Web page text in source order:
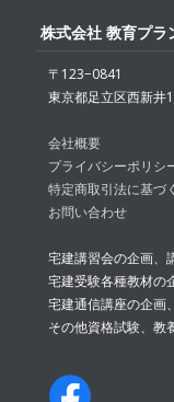
株式会社 教育プラ
〒123−0841
東京都足立区西新井
会社概要
プライバシーポリシ
特定商取引法に基づ
お問い合わせ
宅建講習会の企画、
宅建受験各種教材の
宅建通信講座の企画
その他資格試験、教